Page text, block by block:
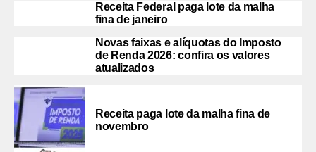
Receita Federal paga lote da malha
fina de janeiro
Novas faixas e alíquotas do Imposto
de Renda 2026: confira os valores
atualizados
Receita paga lote da malha fina de
novembro